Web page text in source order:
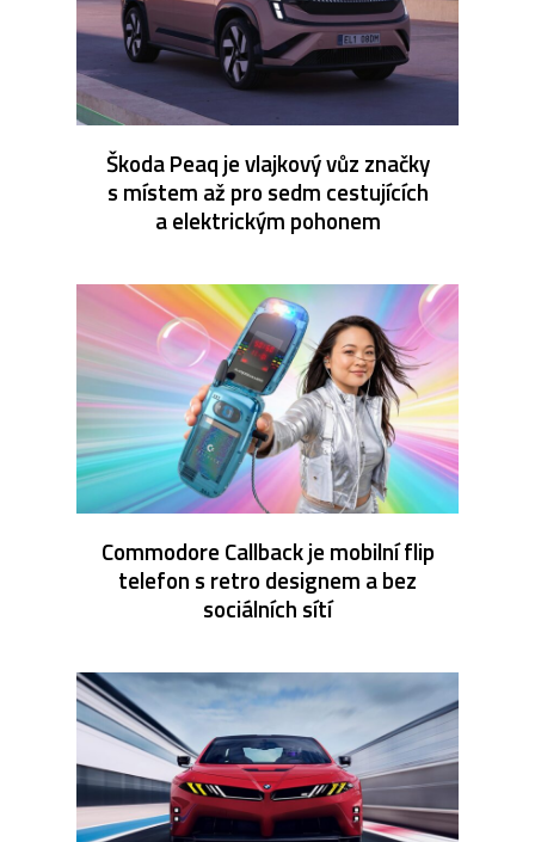
Škoda Peaq je vlajkový vůz značky
s místem až pro sedm cestujících
a elektrickým pohonem
Commodore Callback je mobilní flip
telefon s retro designem a bez
sociálních sítí